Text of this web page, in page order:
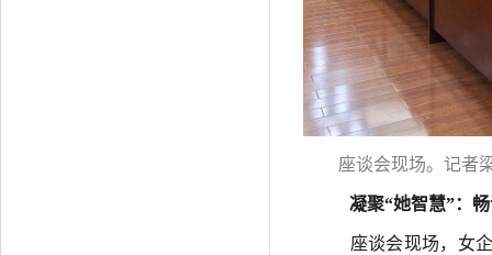
座谈会现场。记者
凝聚“她智慧”：畅
座谈会现场，女企